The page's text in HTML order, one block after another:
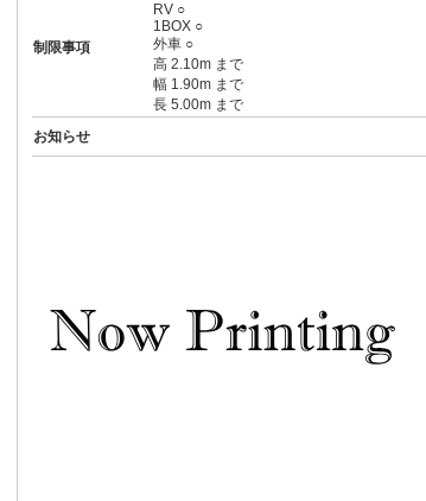
制限事項
RV ○
1BOX ○
外車 ○
高 2.10m まで
幅 1.90m まで
長 5.00m まで
お知らせ